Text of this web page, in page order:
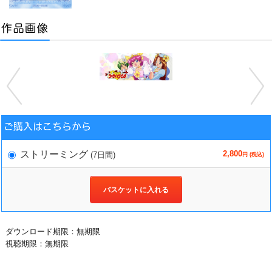
ストリーミング (7日間) 2,800円 (税込)
バスケットに入れる
ダウンロード期限：無期限
視聴期限：無期限